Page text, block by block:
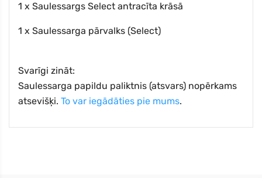
1 x Saulessargs Select antracīta krāsā
1 x Saulessarga pārvalks (Select)
Svarīgi zināt:
Saulessarga papildu paliktnis (atsvars) nopērkams
atsevišķi. To var iegādāties pie mums.